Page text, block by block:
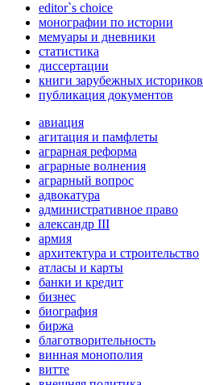
editor`s choice
монографии по истории
мемуары и дневники
статистика
диссертации
книги зарубежных историков
публикация документов
авиация
агитация и памфлеты
аграрная реформа
аграрные волнения
аграрный вопрос
адвокатура
административное право
александр III
армия
архитектура и строительство
атласы и карты
банки и кредит
бизнес
биография
биржа
благотворительность
винная монополия
витте